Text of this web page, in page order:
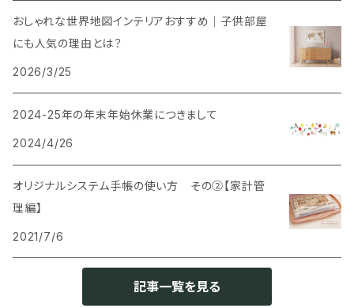
おしゃれな世界地図インテリアおすすめ｜子供部屋
にも人気の理由とは？
2026/3/25
2024-25年の年末年始休業につきまして
2024/4/26
オリジナルシステム手帳の使い方 その②【家計管
理編】
2021/7/6
記事一覧を見る